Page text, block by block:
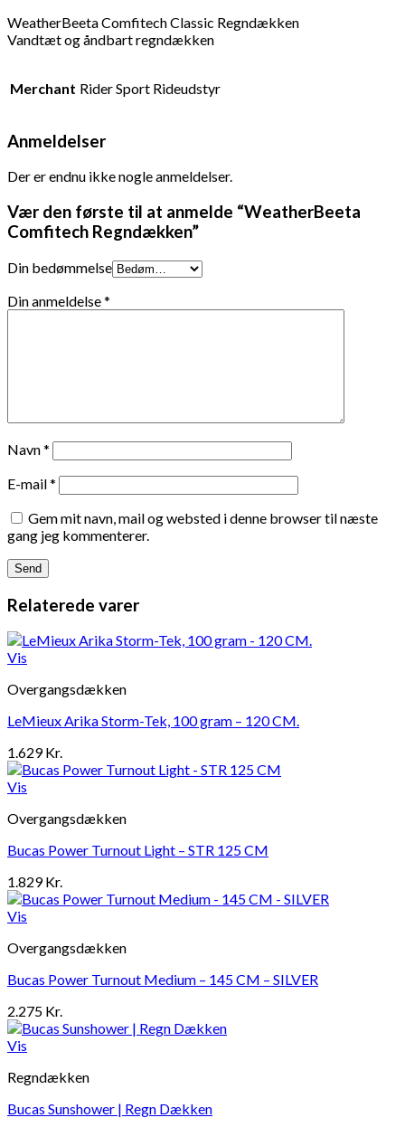
WeatherBeeta Comfitech Classic Regndækken
Vandtæt og åndbart regndækken
Merchant Rider Sport Rideudstyr
Anmeldelser
Der er endnu ikke nogle anmeldelser.
Vær den første til at anmelde “WeatherBeeta
Comfitech Regndækken”
Din bedømmelse
Din anmeldelse*
Navn*
E-mail*
Gem mit navn, mail og websted i denne browser til næste
gang jeg kommenterer.
Relaterede varer
Vis
Overgangsdækken
LeMieux Arika Storm-Tek, 100 gram – 120 CM.
1.629Kr.
Vis
Overgangsdækken
Bucas Power Turnout Light – STR 125 CM
1.829Kr.
Vis
Overgangsdækken
Bucas Power Turnout Medium – 145 CM – SILVER
2.275 Kr.
Vis
Regndækken
Bucas Sunshower | Regn Dækken